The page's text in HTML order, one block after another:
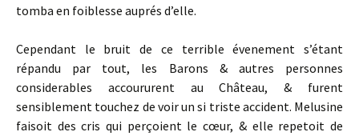
tomba en foiblesse auprés d’elle.
Cependant le bruit de ce terrible évenement s’étant
répandu par tout, les Barons & autres personnes
considerables accoururent au Château, & furent
sensiblement touchez de voir un si triste accident. Melusine
faisoit des cris qui perçoient le cœur, & elle repetoit de